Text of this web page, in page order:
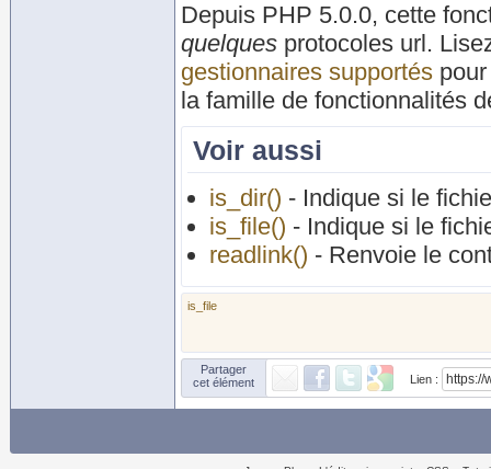
Depuis PHP 5.0.0, cette
quelques protocoles url.
gestionnaires supportés
la famille de fonctionnalités
Voir aussi
is_dir() - Indique si le
is_file() - Indique si le
readlink() - Renvoie le
is_file
Partager
cet élément
Lien :